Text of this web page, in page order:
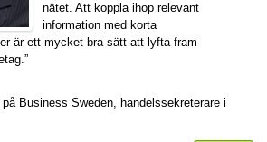
nätet. Att koppla ihop relevant
information med korta
är ett mycket bra sätt att lyfta fram
Business Sweden, handelssekreterare i